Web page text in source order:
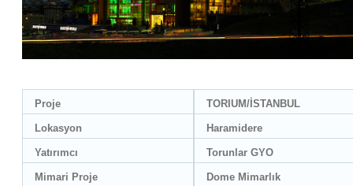
Proje TORIUM/İSTANBUL
Lokasyon Haramidere
Yatırımcı Torunlar GYO
Mimari Proje Dome Mimarlık